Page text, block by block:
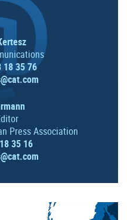
18 35 76
Press Association
35 16